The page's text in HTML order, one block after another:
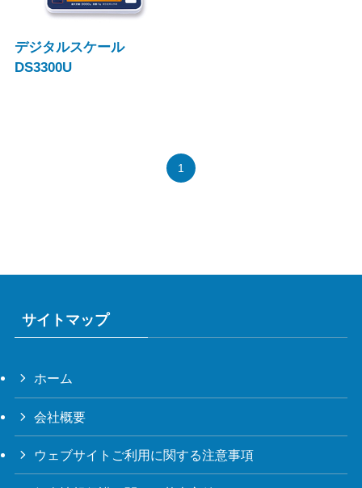
デジタルスケール
DS3300U
1
サイトマップ
ホーム
会社概要
ウェブサイトご利用に関する注意事項